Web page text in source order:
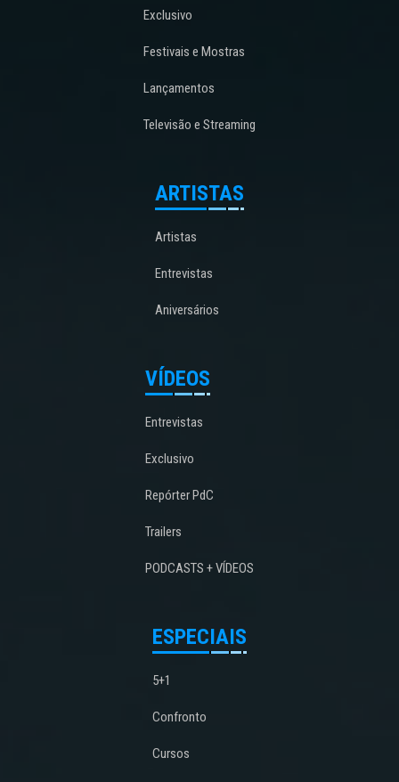
Exclusivo
Festivais e Mostras
Lançamentos
Televisão e Streaming
ARTISTAS
Artistas
Entrevistas
Aniversários
VÍDEOS
Entrevistas
Exclusivo
Repórter PdC
Trailers
PODCASTS + VÍDEOS
ESPECIAIS
5+1
Confronto
Cursos